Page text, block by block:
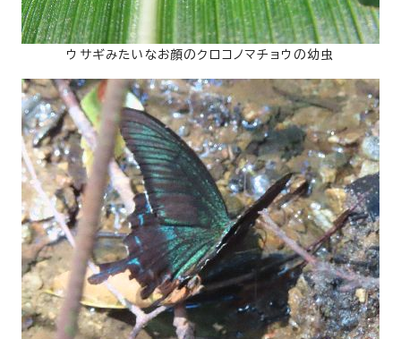
ウサギみたいなお顔のクロコノマチョウの幼虫